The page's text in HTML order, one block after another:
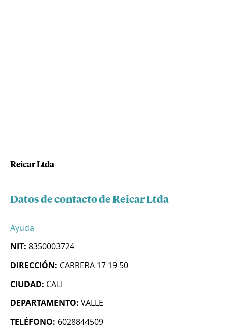
Reicar Ltda
Datos de contacto de Reicar Ltda
Ayuda
NIT: 8350003724
DIRECCIÓN: CARRERA 17 19 50
CIUDAD: CALI
DEPARTAMENTO: VALLE
TELÉFONO: 6028844509